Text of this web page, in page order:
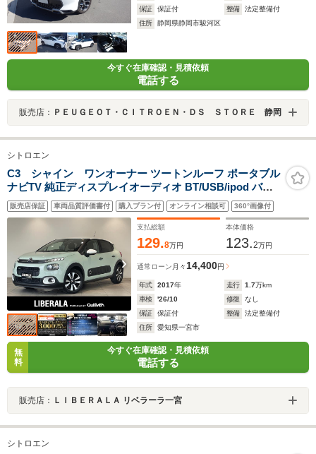
保証
保証付 整備
法定整備付
住所
静岡県静岡市駿河区
今すぐ在庫確認・見積依頼
電話する
販売店： ＰＥＵＧＥＯＴ・ＣＩＴＲＯＥＮ・ＤＳ ＳＴＯＲＥ 静岡
シトロエン
C3 シャイン ワンオーナー ツートンルーフ ポータブル
ナビTV 純正ディスプレイオーディオ BT/USB/ipod バッ
クカメラ アクティブセーフティブレーキ クルーズコント
ロール ブラインドスポットモニター スマートキー
販売店保証 車両品質評価書付 購入プラン付 オンライン相談可 360°画像付
支払総額
129.8万円
本体価格
123.2万円
通常ローン 月々 14,400円
年式 2017年 走行 1.7万km
車検
'26/10 修復
なし
保証
保証付 整備
法定整備付
住所
愛知県一宮市
無
料
今すぐ在庫確認・見積依頼
電話する
販売店： ＬＩＢＥＲＡＬＡ リベラーラ一宮
シトロエン